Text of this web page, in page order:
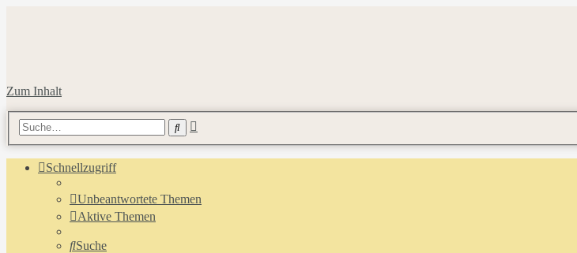
Zum Inhalt
Suche
Schnellzugriff
Unbeantwortete Themen
Aktive Themen
Suche